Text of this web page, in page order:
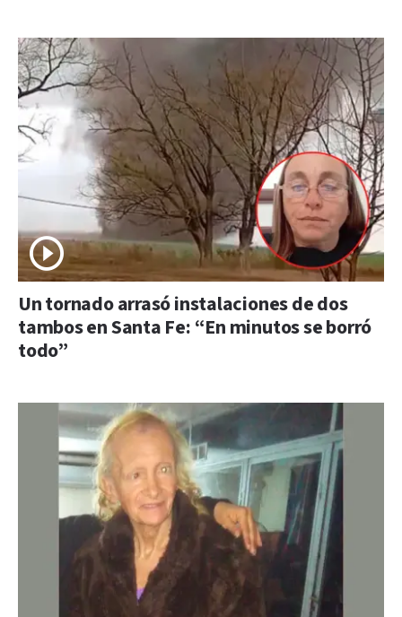
Un tornado arrasó instalaciones de dos
tambos en Santa Fe: “En minutos se borró
todo”